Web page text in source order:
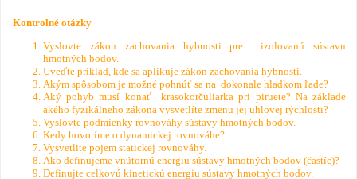
Kontrolné otázky
Vyslovte zákon zachovania hybnosti pre izolovanú sústavu
hmotných bodov.
Uveďte príklad, kde sa aplikuje zákon zachovania hybnosti.
Akým spôsobom je možné pohnúť sa na dokonale hladkom ľade?
Aký pohyb musí konať krasokorčuliarka pri piruete? Na základe
akého fyzikálneho zákona vysvetlíte zmenu jej uhlovej rýchlosti?
Vyslovte podmienky rovnováhy sústavy hmotných bodov.
Kedy hovoríme o dynamickej rovnováhe?
Vysvetlite pojem statickej rovnováhy.
Ako definujeme vnútornú energiu sústavy hmotných bodov (častíc)?
Definujte celkovú kinetickú energiu sústavy hmotných bodov.